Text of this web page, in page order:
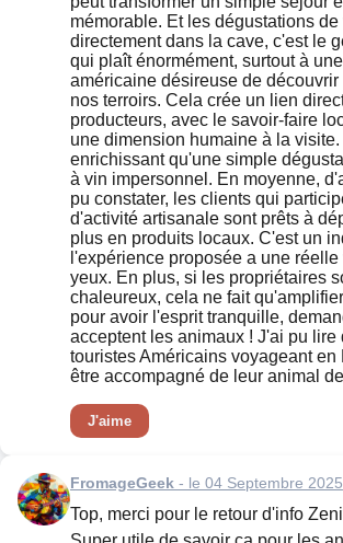
mémorable. Et les dégustations
directement dans la cave, c'est le
qui plaît énormément, surtout à
américaine désireuse de
nos terroirs. Cela crée un lien
producteurs, avec le savoir-faire
une dimension humaine à la
enrichissant qu'une simple
à vin impersonnel. En moyenne,
pu constater, les clients qui
d'activité artisanale sont prêts à
plus en produits locaux. C'est un
l'expérience proposée a une
yeux. En plus, si les propriétaires
chaleureux, cela ne fait
pour avoir l'esprit tranquille,
acceptent les animaux ! J'ai pu lire
touristes Américains voyageant en
être accompagné de leur animal
J'aime
FromageGeek - le 04 Septembre 2025
Top, merci pour le retour d'info